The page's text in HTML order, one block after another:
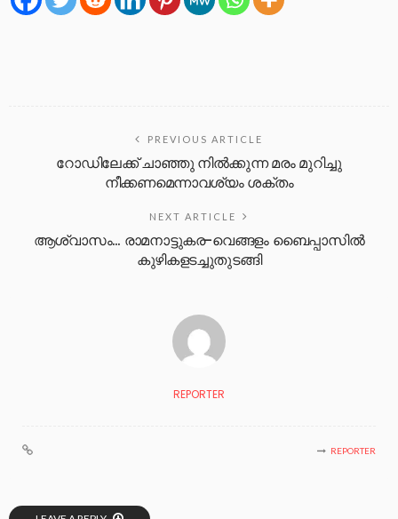
PREVIOUS ARTICLE
റോഡിലേക്ക് ചാഞ്ഞു നിൽക്കുന്ന മരം മുറിച്ചു
നീക്കണമെന്നാവശ്യം ശക്തം
NEXT ARTICLE
ആശ്വാസം… രാമനാട്ടുകര-വെങ്ങളം ബൈപ്പാസിൽ
കുഴികളടച്ചുതുടങ്ങി
REPORTER
REPORTER